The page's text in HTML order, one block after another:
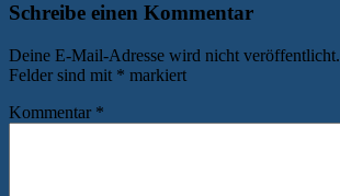
Schreibe einen Kommentar
Deine E-Mail-Adresse wird nicht veröffentlicht.
Felder sind mit * markiert
Kommentar *